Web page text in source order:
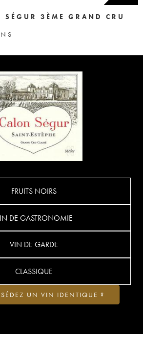
SÉGUR 3ÈME GRAND CRU
FRUITS NOIRS
DE GASTRONOMIE
VIN DE GARDE
CLASSIQUE
UN VIN IDENTIQUE ?